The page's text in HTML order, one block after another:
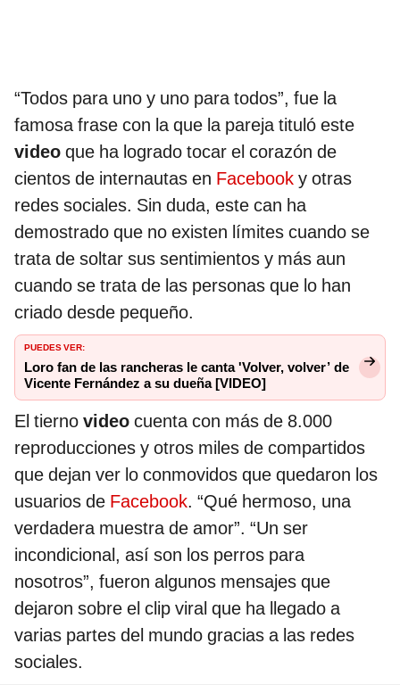
“Todos para uno y uno para todos”, fue la
famosa frase con la que la pareja tituló este
video que ha logrado tocar el corazón de
cientos de internautas en Facebook y otras
redes sociales. Sin duda, este can ha
demostrado que no existen límites cuando se
trata de soltar sus sentimientos y más aun
cuando se trata de las personas que lo han
criado desde pequeño.
PUEDES VER:
Loro fan de las rancheras le canta 'Volver, volver’ de
Vicente Fernández a su dueña [VIDEO]
El tierno video cuenta con más de 8.000
reproducciones y otros miles de compartidos
que dejan ver lo conmovidos que quedaron los
usuarios de Facebook. “Qué hermoso, una
verdadera muestra de amor”. “Un ser
incondicional, así son los perros para
nosotros”, fueron algunos mensajes que
dejaron sobre el clip viral que ha llegado a
varias partes del mundo gracias a las redes
sociales.